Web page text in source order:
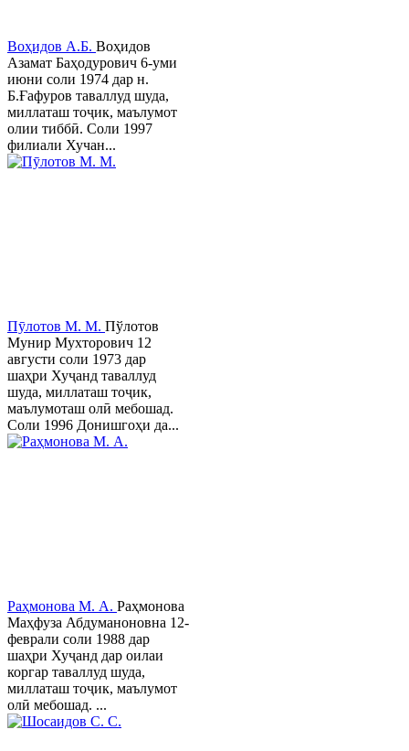
Воҳидов А.Б. Воҳидов
Азамат Баҳодурович 6-уми
июни соли 1974 дар н.
Б.Ғафуров таваллуд шуда,
миллаташ тоҷик, маълумот
олии тиббӣ. Соли 1997
филиали Хучан...
Пӯлотов М. М. Пўлотов
Мунир Мухторович 12
августи соли 1973 дар
шаҳри Хуҷанд таваллуд
шуда, миллаташ тоҷик,
маълумоташ олӣ мебошад.
Соли 1996 Донишгоҳи да...
Раҳмонова М. А. Раҳмонова
Маҳфуза Абдуманоновна 12-
феврали соли 1988 дар
шаҳри Хуҷанд дар оилаи
коргар таваллуд шуда,
миллаташ тоҷик, маълумот
олӣ мебошад. ...